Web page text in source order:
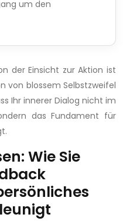
um den
der Einsicht zur Aktion ist
von blossem Selbstzweifel
Ihr innerer Dialog nicht im
das Fundament für
Wie Sie